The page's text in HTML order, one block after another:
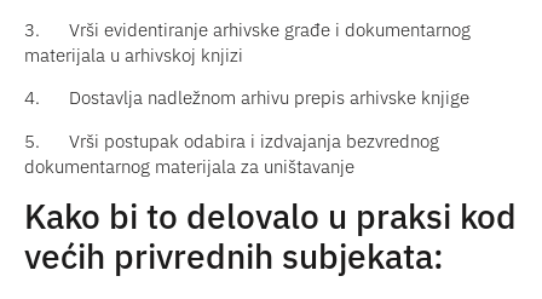
3. Vrši evidentiranje arhivske građe i dokumentarnog
materijala u arhivskoj knjizi
4. Dostavlja nadležnom arhivu prepis arhivske knjige
5. Vrši postupak odabira i izdvajanja bezvrednog
dokumentarnog materijala za uništavanje
Kako bi to delovalo u praksi kod
većih privrednih subjekata: